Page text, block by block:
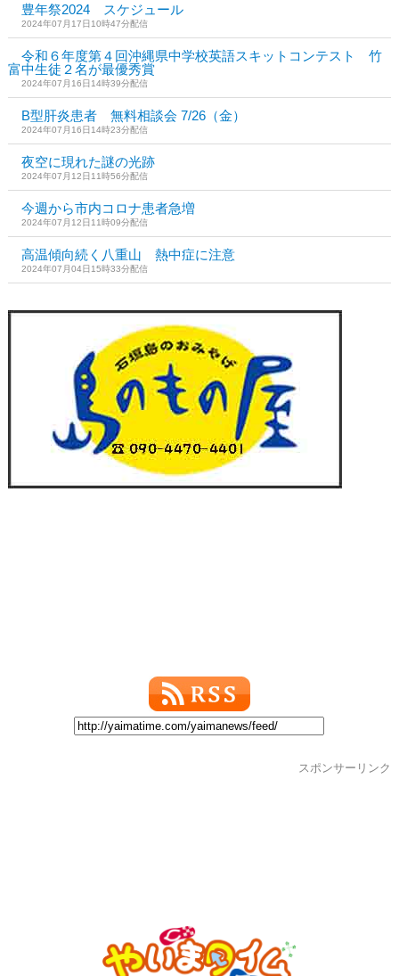
豊年祭2024 スケジュール
2024年07月17日10時47分配信
令和６年度第４回沖縄県中学校英語スキットコンテスト 竹
富中生徒２名が最優秀賞
2024年07月16日14時39分配信
B型肝炎患者 無料相談会 7/26（金）
2024年07月16日14時23分配信
夜空に現れた謎の光跡
2024年07月12日11時56分配信
今週から市内コロナ患者急増
2024年07月12日11時09分配信
高温傾向続く八重山 熱中症に注意
2024年07月04日15時33分配信
スポンサーリンク